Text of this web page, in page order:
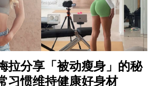
拉分享「被动瘦身」的秘
习惯维持健康好身材